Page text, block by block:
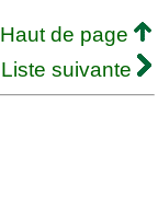
Haut de page
Liste suivante